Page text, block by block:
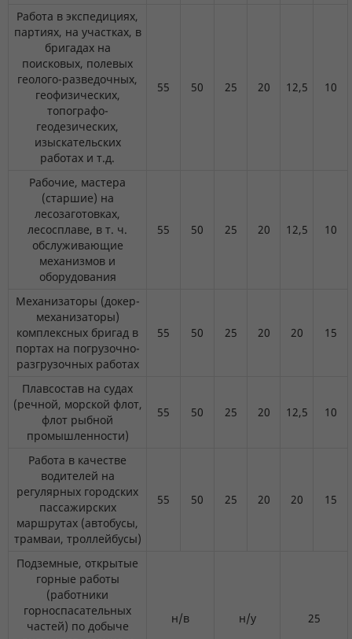
Работа в экспедициях,
партиях, на участках, в
бригадах на
поисковых, полевых
геолого-разведочных,
геофизических,
топографо-
геодезических,
изыскательских
работах и т.д.
55 50 25 20 12,5 10
Рабочие, мастера
(старшие) на
лесозаготовках,
лесосплаве, в т. ч.
обслуживающие
механизмов и
оборудования
55 50 25 20 12,5 10
Механизаторы (докер-
механизаторы)
комплексных бригад в
портах на погрузочно-
разгрузочных работах
55 50 25 20 20 15
Плавсостав на судах
(речной, морской флот,
флот рыбной
промышленности)
55 50 25 20 12,5 10
Работа в качестве
водителей на
регулярных городских
пассажирских
маршрутах (автобусы,
трамваи, троллейбусы)
55 50 25 20 20 15
Подземные, открытые
горные работы
(работники
горноспасательных
частей) по добыче
н/в н/у 25